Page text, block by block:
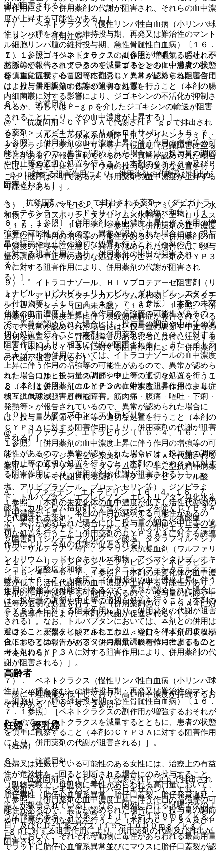
謝が阻害される）］。
７）． ベネトクラクス（慢性リンパ性白血病（小リンパ球
性リンパ腫を含む）の維持投与期、再発又は難治性のマント
ル細胞リンパ腫の維持投与期、急性骨髄性白血病）〔１６．
７．１参照〕［ベネトクラクスの副作用が増強するおそれが
あるので、ベネトクラクスを減量するとともに、患者の状態
を慎重に観察すること（本剤のＣＹＰ３Ａに対する阻害作用
により、併用薬剤の代謝が阻害される）］。
８）． 抗凝固剤：
@． 抗凝固剤＜ＣＹＰ３Ａで代謝されＰ−ｇｐで排出され
る薬剤＞（アピキサバン、リバーロキサバン）〔１６．７．
１参照〕［併用薬剤の血中濃度上昇に伴う作用の増強等の可
能性があるので、異常が認められた場合には、投与量の調節
や中止等の適切な処置を行うこと（本剤のＣＹＰ３Ａ及びＰ
−ｇｐに対する阻害作用により、併用薬剤の代謝及び排出が
阻害される）］。
A． 抗凝固剤＜Ｐ−ｇｐで排出される薬剤＞（ダビガトラ
ンエテキシラート、エドキサバントシル酸塩水和物）〔１
６．７．１参照〕［併用薬剤の血中濃度上昇に伴う作用の増
強等の可能性があるので、異常が認められた場合には、投与
量の調節や中止等の適切な処置を行うこと（本剤のＰ−ｇｐ
に対する阻害作用により、併用薬剤の排出が阻害され
る）］。
９）． イトラコナゾール、ＨＩＶプロテアーゼ阻害剤（リ
トナビル、ロピナビル・リトナビル、ダルナビル エタノー
ル付加物等）〔１６．４、１６．７．１参照〕［本剤の未変
化体の血中濃度上昇による作用の増強等の可能性があるの
で、異常が認められた場合には、投与量の調節や中止等の適
切な処置を行うこと（本剤と併用薬剤のＣＹＰ３Ａに対する
阻害作用により、相互に代謝が阻害される）。また、イトラ
コナゾールの併用においては、イトラコナゾールの血中濃度
上昇に伴う作用の増強等の可能性があるので、異常が認めら
れた場合には、投与量の調節や中止等の適切な処置を行うこ
と（本剤と併用薬剤のＣＹＰ３Ａに対する阻害作用により、
相互に代謝が阻害される）］。
１０）． リファブチン、エトラビリン：
@． リファブチン、エトラビリン〔１６．４、１６．７．
１参照〕［併用薬剤の血中濃度上昇に伴う作用の増強等の可
能性があるので、異常が認められた場合には、投与量の調節
や中止等の適切な処置を行うこと（本剤のＣＹＰ３Ａに対す
る阻害作用により、併用薬剤の代謝が阻害される）］。
A． リファブチン、エトラビリン〔１６．４、１６．７．
１参照〕［本剤の未変化体の血中濃度が低下し活性代謝物の
血中濃度が上昇し、本剤の作用が減弱する可能性があるの
で、異常が認められた場合には、投与量の調節や中止等の適
切な処置を行うこと（併用薬剤のＣＹＰ３Ａ４に対する誘導
作用により、本剤の代謝が促進される）］。
１１）． リファンピシン、エファビレンツ、ネビラピン
〔１６．４、１６．７．１参照〕［本剤の未変化体の血中濃
度が低下し活性代謝物の血中濃度が上昇する可能性があり、
本剤の作用が減弱する可能性があるので、投与量の調節や中
止等の適切な処置を行うこと（併用薬剤のＣＹＰ３Ａ４に対
する誘導作用により、本剤の代謝が促進される）］。
１２）． 天然ケイ酸アルミニウム＜経口＞［本剤の吸収が
低下するとの報告がある（併用薬剤の吸着作用によるものと
考えられる）］。
高齢者
一般に生理機能が低下しており、高い血中濃度が持続するお
それがある〔１６．６．２参照〕。
妊婦・授乳婦
（妊婦）
妊婦又は妊娠している可能性のある女性には、治療上の有益
性が危険性を上回ると判断される場合にのみ投与すること
（動物実験で、母動物に毒性があらわれる高用量において、
胎仔毒性（胎仔心血管系異常、胎仔口蓋裂、胎仔発育遅延
等）が報告されている）。なお、国外における試験で次のよ
うな報告がある。ＳＤ系ラット（１５〜１５０ｍｇ／ｋｇ／
日）及びＣＤ−１系マウス（１５〜１０００ｍｇ／ｋｇ／
日）において、それぞれ母動物に毒性があらわれる最高用量
でラットに胎仔心血管系異常並びにマウスに胎仔口蓋裂が認
害作用により、併用薬剤の代謝が阻害され、それらの血中濃
度が上昇する可能性がある）］。
１０．２． 併用注意：
１）． ジゴキシン〔１６．７．１参照〕［嘔気、嘔吐、不
整脈等が報告されているので、ジゴキシンの血中濃度の推
移、自覚症状、心電図等に注意し、異常が認められた場合に
は、投与量を調節する等の適切な処置を行うこと（本剤の腸
内細菌叢に対する影響により、ジゴキシンの不活化が抑制さ
れるか、もしくはＰ−ｇｐを介したジゴキシンの輸送が阻害
されることにより、その血中濃度が上昇する）］。
２）． スルホニル尿素系血糖降下剤（グリベンクラミド、
グリクラジド、グリメピリド等）［低血糖（意識障害に至る
ことがある）が報告されているので、異常が認められた場合
には、投与を中止し、ブドウ糖の投与等の適切な処置を行う
こと（機序は不明であるが、併用薬剤の血中濃度が上昇する
可能性がある）］。
３）． カルバマゼピン、テオフィリン、アミノフィリン水
和物、シクロスポリン、タクロリムス水和物、エベロリムス
〔１６．７．１、１６．７．２参照〕［併用薬剤の血中濃度
上昇に伴う作用の増強等の可能性があるので、併用薬剤の血
中濃度の推移等に注意し、異常が認められた場合には、投与
量の調節や中止等の適切な処置を行うこと（本剤のＣＹＰ３
Ａに対する阻害作用により、併用薬剤の代謝が阻害され
る）］。
４）． アトルバスタチンカルシウム水和物、シンバスタチ
ン、ロバスタチン（国内未承認）〔１６．７．１参照〕［併
用薬剤の血中濃度上昇に伴う横紋筋融解症が報告されている
ので、異常が認められた場合には、投与量の調節や中止等の
適切な処置を行い、腎機能障害のある患者には特に注意する
こと（本剤のＣＹＰ３Ａに対する阻害作用により、併用薬剤
の代謝が阻害される）］。
５）． コルヒチン〔２．３、９．２．１、９．３．１、１
６．７．１参照〕［コルヒチンの血中濃度上昇に伴う中毒症
状＜汎血球減少・肝機能障害・筋肉痛・腹痛・嘔吐・下痢・
発熱等＞が報告されているので、異常が認められた場合に
は、投与量の調節や中止等の適切な処置を行うこと（本剤の
ＣＹＰ３Ａに対する阻害作用により、併用薬剤の代謝が阻害
される）］。
６）． ベンゾジアゼピン系薬剤＜ＣＹＰ３Ａで代謝される
薬剤＞（トリアゾラム、ミダゾラム等）、非定型抗精神病薬
＜ＣＹＰ３Ａで代謝される薬剤＞（クエチアピンフマル酸
塩、アリピプラゾール、ブロナンセリン等）、ジソピラミ
ド、トルバプタン、エプレレノン、エレトリプタン臭化水素
酸塩、カルシウム拮抗剤＜アゼルニジピンを除くＣＹＰ３Ａ
で代謝される薬剤＞（ニフェジピン、ベラパミル塩酸塩
等）、リオシグアト、ジエノゲスト、ホスホジエステラーゼ
５阻害剤（シルデナフィルクエン酸塩、タダラフィル＜シア
リス・ザルティア＞等）、クマリン系抗凝血剤（ワルファリ
ンカリウム）、ドセタキセル水和物、アベマシクリブ、オキ
シコドン塩酸塩水和物、フェンタニル／フェンタニルクエン
酸塩〔１６．７．１参照〕［併用薬剤の血中濃度上昇に伴う
作用の増強等の可能性があるので、異常が認められた場合に
は、投与量の調節や中止等の適切な処置を行うこと（本剤の
ＣＹＰ３Ａに対する阻害作用により、併用薬剤の代謝が阻害
される）。なお、トルバプタンにおいては、本剤との併用は
避けることが望ましいとされており、やむを得ず併用する場
合においては、トルバプタンの用量調節を特に考慮すること
（本剤のＣＹＰ３Ａに対する阻害作用により、併用薬剤の代
謝が阻害される）］。
７）． ベネトクラクス（慢性リンパ性白血病（小リンパ球
性リンパ腫を含む）の維持投与期、再発又は難治性のマント
ル細胞リンパ腫の維持投与期、急性骨髄性白血病）〔１６．
７．１参照〕［ベネトクラクスの副作用が増強するおそれが
あるので、ベネトクラクスを減量するとともに、患者の状態
を慎重に観察すること（本剤のＣＹＰ３Ａに対する阻害作用
により、併用薬剤の代謝が阻害される）］。
８）． 抗凝固剤：
@． 抗凝固剤＜ＣＹＰ３Ａで代謝されＰ−ｇｐで排出され
る薬剤＞（アピキサバン、リバーロキサバン）〔１６．７．
１参照〕［併用薬剤の血中濃度上昇に伴う作用の増強等の可
能性があるので、異常が認められた場合には、投与量の調節
や中止等の適切な処置を行うこと（本剤のＣＹＰ３Ａ及びＰ
−ｇｐに対する阻害作用により、併用薬剤の代謝及び排出が
阻害される）］。